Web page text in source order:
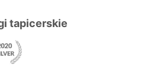
tapicerskie